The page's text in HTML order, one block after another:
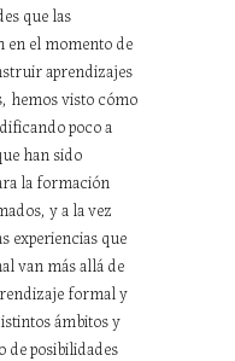
que las
en el momento de
aprendizajes
hemos visto cómo
poco a
han sido
la formación
y a la vez
experiencias que
van más allá de
formal y
ámbitos y
posibilidades